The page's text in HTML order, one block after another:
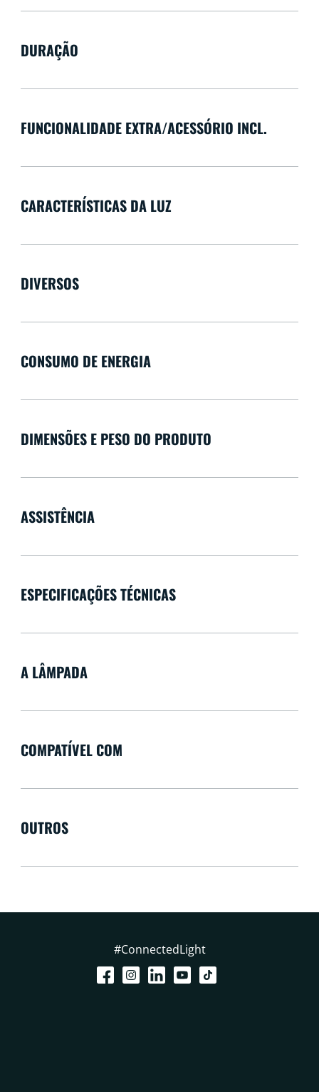
DURAÇÃO
FUNCIONALIDADE EXTRA/ACESSÓRIO INCL.
CARACTERÍSTICAS DA LUZ
DIVERSOS
CONSUMO DE ENERGIA
DIMENSÕES E PESO DO PRODUTO
ASSISTÊNCIA
ESPECIFICAÇÕES TÉCNICAS
A LÂMPADA
COMPATÍVEL COM
OUTROS
#ConnectedLight